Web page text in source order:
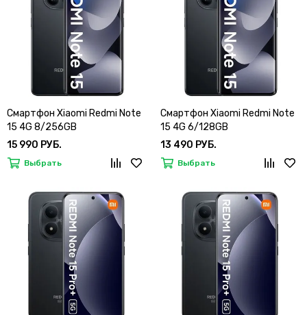
Смартфон Xiaomi Redmi Note
15 4G 8/256GB
15 990 РУБ.
Выбрать
Смартфон Xiaomi Redmi Note
15 4G 6/128GB
13 490 РУБ.
Выбрать